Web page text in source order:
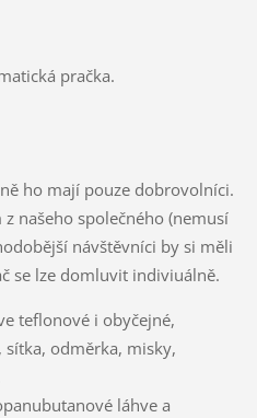
pračka.
ho mají pouze dobrovolníci.
našeho společného (nemusí
návštěvníci by si měli
se lze domluvit indiviuálně.
teflonové i obyčejné,
sítka, odměrka, misky,
láhve a